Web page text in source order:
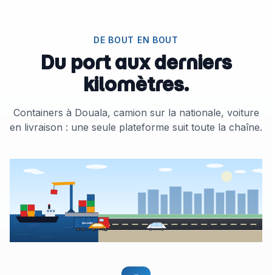
DE BOUT EN BOUT
Du port aux derniers
kilomètres.
Containers à Douala, camion sur la nationale, voiture
en livraison : une seule plateforme suit toute la chaîne.
MALAMBI